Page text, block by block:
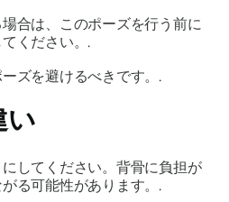
合は、このポーズを行う前に
ください。.
ズを避けるべきです。.
い
してください。背骨に負担が
る可能性があります。.